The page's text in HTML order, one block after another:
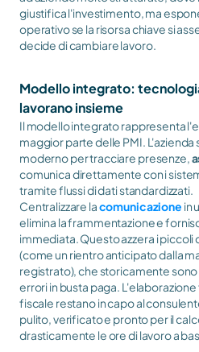
giustifica l'investimento, ma
operativo se la risorsa chiave si
decide di cambiare lavoro.
Modello integrato:
lavorano insieme
Il modello integrato rappresenta
maggior parte delle PMI. L'azienda
moderno per tracciare presenze,
comunica direttamente con i
tramite flussi di dati standardizzati.
Centralizzare la comunicazione in
elimina la frammentazione e
immediata. Questo azzera i piccoli
(come un rientro anticipato dalla
registrato), che storicamente
errori in busta paga.
fiscale restano in capo al
pulito, verificato e pronto per il
drasticamente le ore di lavoro a